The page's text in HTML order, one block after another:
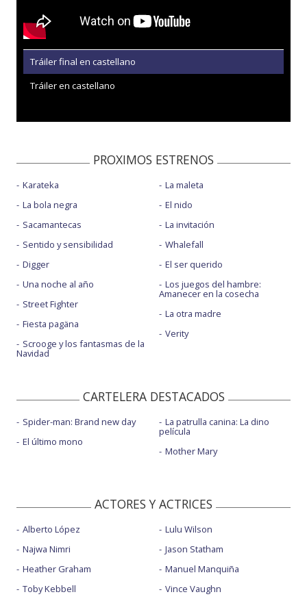
Tráiler final en castellano
Tráiler en castellano
PROXIMOS ESTRENOS
Karateka
La bola negra
Sacamantecas
Sentido y sensibilidad
Digger
Una noche al año
Street Fighter
Fiesta pagäna
Scrooge y los fantasmas de la
Navidad
La maleta
El nido
La invitación
Whalefall
El ser querido
Los juegos del hambre:
Amanecer en la cosecha
La otra madre
Verity
CARTELERA DESTACADOS
Spider-man: Brand new day
El último mono
La patrulla canina: La dino
película
Mother Mary
ACTORES Y ACTRICES
Alberto López
Najwa Nimri
Heather Graham
Toby Kebbell
Lulu Wilson
Jason Statham
Manuel Manquiña
Vince Vaughn